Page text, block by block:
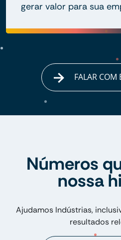
gerar valor para sua
FALAR COM
Números
nossa
Ajudamos Indústrias,
resultados